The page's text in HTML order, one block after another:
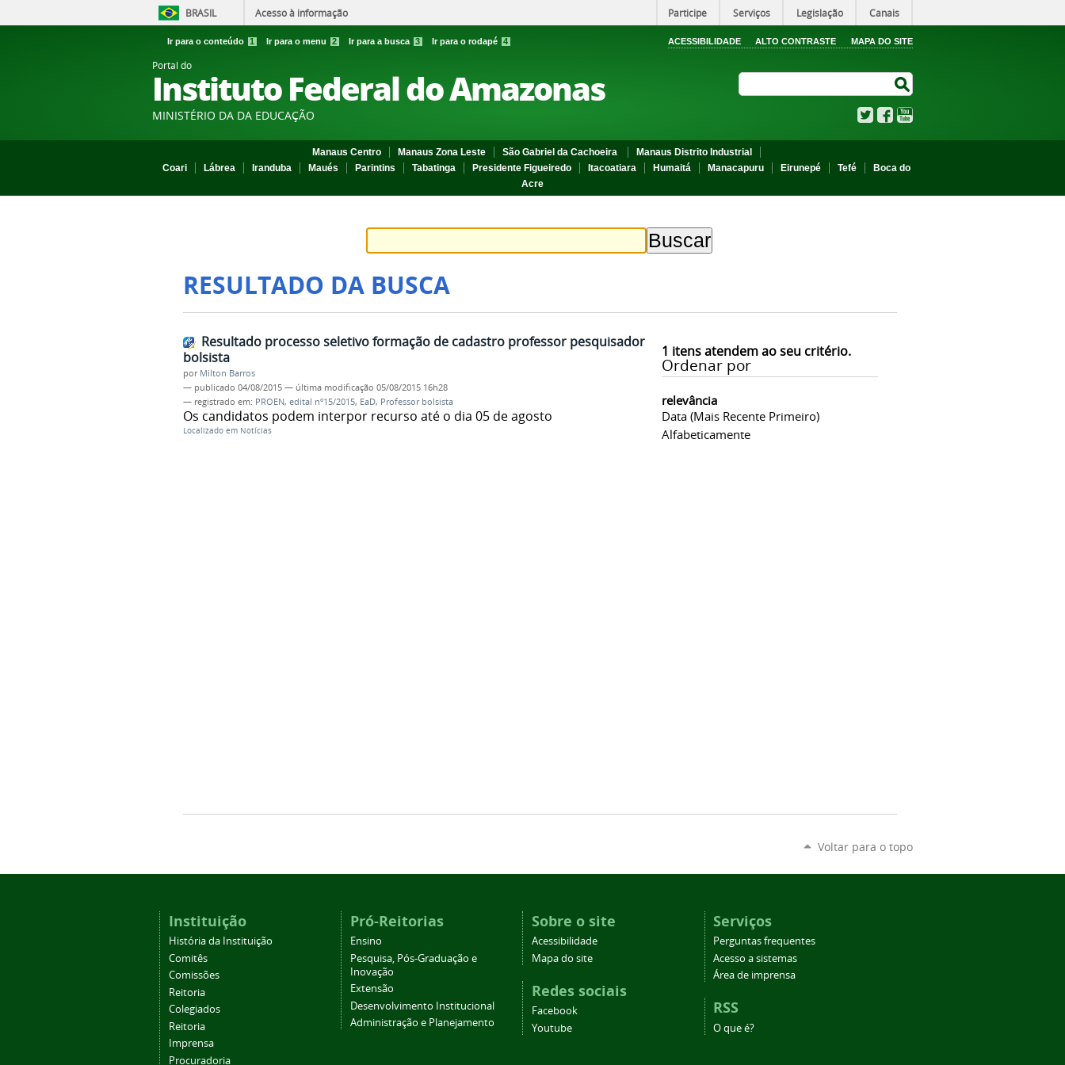
BRASIL Acesso à informação Participe Serviços Legislação Canais
Ir para o conteúdo 1 Ir para o menu 2 Ir para a busca 3 Ir para o rodapé 4 ACESSIBILIDADE ALTO CONTRASTE MAPA DO SITE
Portal do
Instituto Federal do Amazonas
MINISTÉRIO DA DA EDUCAÇÃO TwitterFacebook
Manaus Centro Manaus Zona Leste São Gabriel da Cachoeira
Manaus Distrito Industrial
Coari
Lábrea Iranduba Maués Parintins Tabatinga Presidente Figueiredo Itacoatiara Humaitá Manacapuru Eirunepé Tefé
Boca do
Acre
RESULTADO DA BUSCA
1 itens atendem ao seu critério.
Ordenar por
relevância
Data (mais Recente Primeiro)
Alfabeticamente
Resultado processo seletivo formação de cadastro professor pesquisador
bolsista
por Milton Barros
— publicado 04/08/2015 — última modificação 05/08/2015 16h28
— registrado em: PROEN, edital nº15/2015, EaD, Professor bolsista
Os candidatos podem interpor recurso até o dia 05 de agosto
Localizado em Notícias
Voltar para o topo
Instituição
História da Instituição
Comitês
Comissões
Reitoria
Colegiados
Reitoria
Imprensa
Procuradoria
Pró-Reitorias
Ensino
Pesquisa, Pós-Graduação e
Inovação
Extensão
Desenvolvimento Institucional
Administração e Planejamento
Sobre o site
Acessibilidade
Mapa do site
Redes sociais
Facebook
Youtube
Serviços
Perguntas frequentes
Acesso a sistemas
Área de imprensa
RSS
O que é?